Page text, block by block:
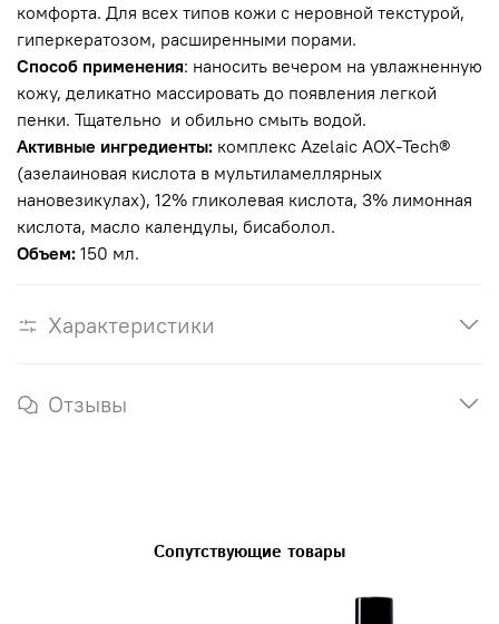
комфорта. Для всех типов кожи с неровной текстурой,
гиперкератозом, расширенными порами.
Способ применения: наносить вечером на увлажненную
кожу, деликатно массировать до появления легкой
пенки. Тщательно и обильно смыть водой.
Активные ингредиенты: комплекс Azelaic AOX-Tech®
(азелаиновая кислота в мультиламеллярных
нановезикулах), 12% гликолевая кислота, 3% лимонная
кислота, масло календулы, бисаболол.
Объем: 150 мл.
Характеристики
Отзывы
Сопутствующие товары